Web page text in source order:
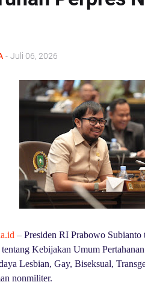
- Juli 06, 2026
– Presiden RI Prabowo Subianto
Kebijakan Umum
Lesbian, Gay, Biseksual,
nonmiliter.